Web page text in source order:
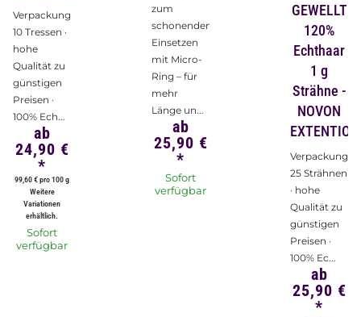
Verpackungsinhalt:
10 Tressen ·
hohe
Qualität zu
günstigen
Preisen ·
100% Ech...
ab
24,90 €
*
99,60 € pro 100 g
Weitere
Variationen
erhältlich.
Sofort
verfügbar
zum
schonenden
Einsetzen
mit Micro-
Ring – für
mehr
Länge un...
ab
25,90 €
*
Sofort
verfügbar
GEWELLT
120%
Echthaar
1 g
Strähne -
NOVON
25 Strähnen
· hohe
Qualität zu
günstigen
Preisen ·
100% Ec...
ab
25,90 €
*